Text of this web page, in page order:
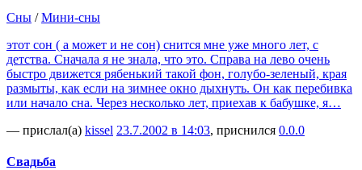
Сны /Мини-сны
этот сон ( а может и не сон) снится мне уже много лет, с
детства. Сначала я не знала, что это. Справа на лево очень
быстро движется рябенький такой фон, голубо-зеленый, края
размыты, как если на зимнее окно дыхнуть. Он как перебивка
или начало сна. Через несколько лет, приехав к бабушке, я…
— прислал(а) kissel 23.7.2002 в 14:03, приснился 0.0.0
Свадьба